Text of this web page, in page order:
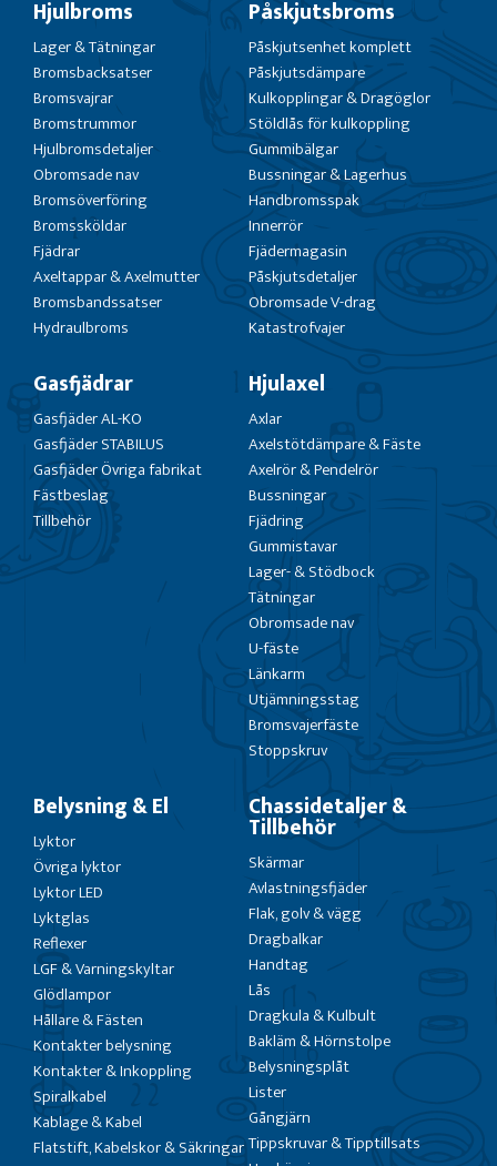
Hjulbroms
Lager & Tätningar
Bromsbacksatser
Bromsvajrar
Bromstrummor
Hjulbromsdetaljer
Obromsade nav
Bromsöverföring
Bromssköldar
Fjädrar
Axeltappar & Axelmutter
Bromsbandssatser
Hydraulbroms
Påskjutsbroms
Påskjutsenhet komplett
Påskjutsdämpare
Kulkopplingar & Dragöglor
Stöldlås för kulkoppling
Gummibälgar
Bussningar & Lagerhus
Handbromsspak
Innerrör
Fjädermagasin
Påskjutsdetaljer
Obromsade V-drag
Katastrofvajer
Gasfjädrar
Gasfjäder AL-KO
Gasfjäder STABILUS
Gasfjäder Övriga fabrikat
Fästbeslag
Tillbehör
Hjulaxel
Axlar
Axelstötdämpare & Fäste
Axelrör & Pendelrör
Bussningar
Fjädring
Gummistavar
Lager- & Stödbock
Tätningar
Obromsade nav
U-fäste
Länkarm
Utjämningsstag
Bromsvajerfäste
Stoppskruv
Belysning & El
Lyktor
Övriga lyktor
Lyktor LED
Lyktglas
Reflexer
LGF & Varningskyltar
Glödlampor
Hållare & Fästen
Kontakter belysning
Kontakter & Inkoppling
Spiralkabel
Kablage & Kabel
Flatstift, Kabelskor & Säkringar
Chassidetaljer &
Tillbehör
Skärmar
Avlastningsfjäder
Flak, golv & vägg
Dragbalkar
Handtag
Lås
Dragkula & Kulbult
Bakläm & Hörnstolpe
Belysningsplåt
Lister
Gångjärn
Tippskruvar & Tipptillsats